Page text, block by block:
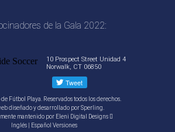
de la Gala 2022:
10 Prospect Street Unidad 4
Norwalk, CT 06850
Fútbol Playa. Reservados todos los derechos.
diseñado y desarrollado porSperling.
mantenido por Eleni Digital Designs
Inglés| Español Versiones